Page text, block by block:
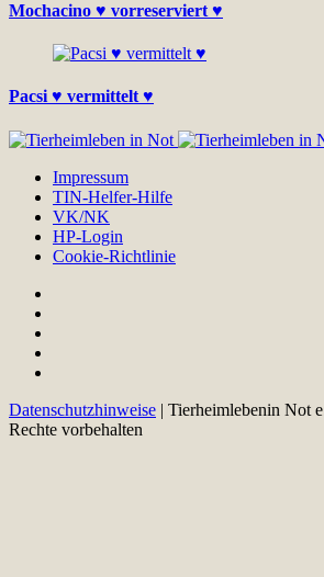
Mochacino ♥ vorreserviert ♥
Pacsi ♥ vermittelt ♥
Impressum
TIN-Helfer-Hilfe
VK/NK
HP-Login
Cookie-Richtlinie
Datenschutzhinweise | Tierheimlebenin Not
Rechte vorbehalten